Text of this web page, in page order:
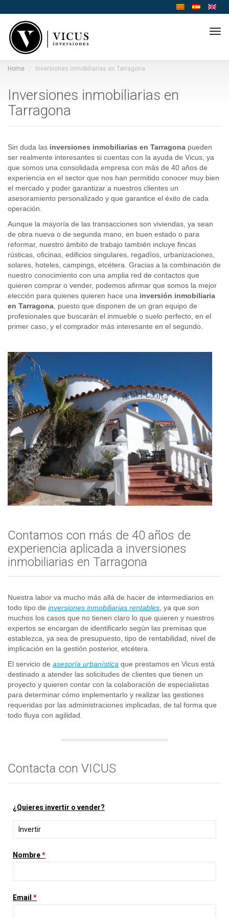
Home Inversiones inmobiliarias en Tarragona
Inversiones inmobiliarias en
Tarragona
Sin duda las inversiones inmobiliarias en Tarragona pueden
ser realmente interesantes si cuentas con la ayuda de Vicus, ya
que somos una consolidada empresa con más de 40 años de
experiencia en el sector que nos han permitido conocer muy bien
el mercado y poder garantizar a nuestros clientes un
asesoramiento personalizado y que garantice el éxito de cada
operación.
Aunque la mayoría de las transacciones son viviendas, ya sean
de obra nueva o de segunda mano, en buen estado o para
reformar, nuestro ámbito de trabajo también incluye fincas
rústicas, oficinas, edificios singulares, regadíos, urbanizaciones,
solares, hoteles, campings, etcétera. Gracias a la combinación de
nuestro conocimiento con una amplia red de contactos que
quieren comprar o vender, podemos afirmar que somos la mejor
elección para quienes quieren hace una inversión inmobiliaria
en Tarragona , puesto que disponen de un gran equipo de
profesionales que buscarán el inmueble o suelo perfecto, en el
primer caso, y el comprador más interesante en el segundo.
Contamos con más de 40 años de
experiencia aplicada a inversiones
inmobiliarias en Tarragona
Nuestra labor va mucho más allá de hacer de intermediarios en
todo tipo de inversiones inmobiliarias rentables , ya que son
muchos los casos que no tienen claro lo que quieren y nuestros
expertos se encargan de identificarlo según las premisas que
establezca, ya sea de presupuesto, tipo de rentabilidad, nivel de
implicación en la gestión posterior, etcétera.
El servicio de asesoría urbanística que prestamos en Vicus está
destinado a atender las solicitudes de clientes que tienen un
proyecto y quieren contar con la colaboración de especialistas
para determinar cómo implementarlo y realizar las gestiones
requeridas por las administraciones implicadas, de tal forma que
todo fluya con agilidad.
Contacta con VICUS
¿Quieres invertir o vender?
Nombre*
Email *